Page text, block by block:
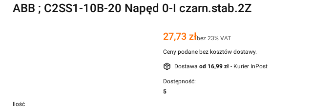
ABB ; C2SS1-10B-20 Napęd 0-I czarn.stab.2Z
Cena
27,73 złbez 23% VAT
Ceny podane bez kosztów dostawy.
Dostawa od 16,99 zł - Kurier InPost
Dostępność:
5
Ilość